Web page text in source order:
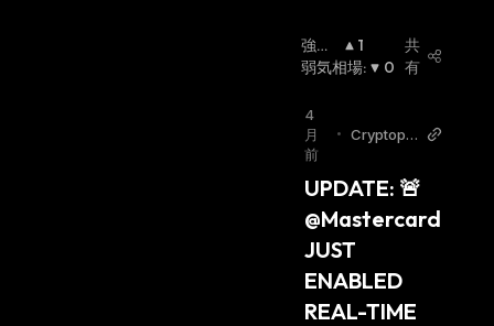
強気
相場:
1
弱気相場: 0
共
有
4
月
前
• Cryptopol
UPDATE: 🚨
@Mastercard
JUST
ENABLED
REAL-TIME